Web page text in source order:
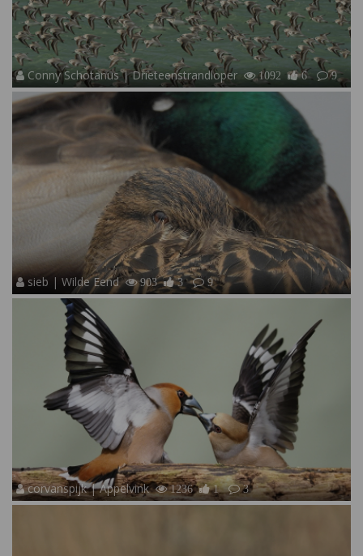
Conny Schotanus | Drieteenstrandloper 1092 6 9
sieb | Wilde Eend 903 3 9
corvanspijk | Appelvink 1236 1 3